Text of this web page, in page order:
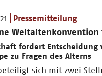
Pressemitteilung
Weltaltenkonvention
fordert Entscheidung
zu Fragen des Alterns
beteiligt sich mit zwei